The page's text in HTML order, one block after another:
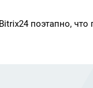
поэтапно,